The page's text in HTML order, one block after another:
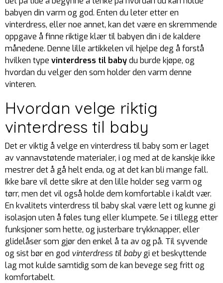
babyen din varm og god. Enten du leter etter en
vinterdress, eller noe annet, kan det være en skremmende
oppgave å finne riktige klær til babyen din i de kaldere
månedene. Denne lille artikkelen vil hjelpe deg å forstå
hvilken type vinterdress til babydu burde kjøpe, og
hvordan du velger den som holder den varm denne
vinteren.
Hvordan velge riktig
vinterdress til baby
Det er viktig å velge en vinterdress til baby som er laget
av vannavstøtende materialer, i og med at de kanskje ikke
mestrer det å gå helt enda, og at det kan bli mange fall.
Ikke bare vil dette sikre at den lille holder seg varm og
tørr, men det vil også holde dem komfortable i kaldt vær.
En kvalitets vinterdress til baby skal være lett og kunne gi
isolasjon uten å føles tung eller klumpete. Se i tillegg etter
funksjoner som hette, og justerbare trykknapper, eller
glidelåser som gjør den enkel å ta av og på. Til syvende
og sist bør en god vinterdress til babygi et beskyttende
lag mot kulde samtidig som de kan bevege seg fritt og
komfortabelt.